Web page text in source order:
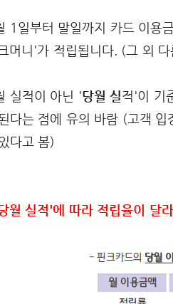
1일부터 말일까지 카드 이용
머니'가 적립됩니다. (그 외
실적이 아닌 '당월 실적'이 기
다는 점에 유의 바람 (고객
다고 봄)
월 실적'에 따라 적립율이 달